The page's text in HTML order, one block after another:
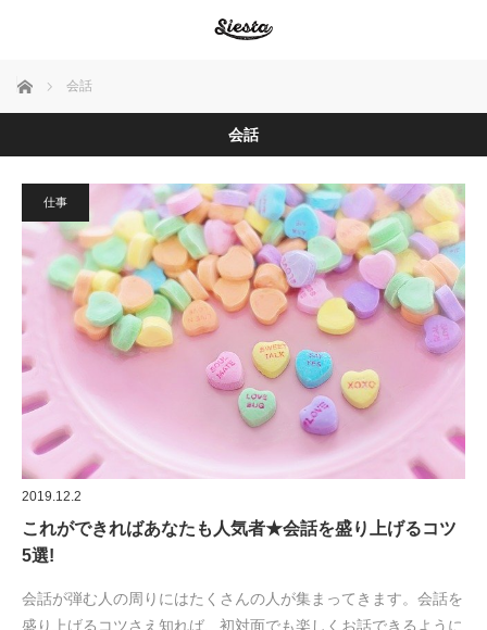
ホーム 会話
会話
仕事
2019.12.2
これができればあなたも人気者★会話を盛り上げるコツ
5選!
会話が弾む人の周りにはたくさんの人が集まってきます。会話を
盛り上げるコツさえ知れば、初対面でも楽しくお話できるように